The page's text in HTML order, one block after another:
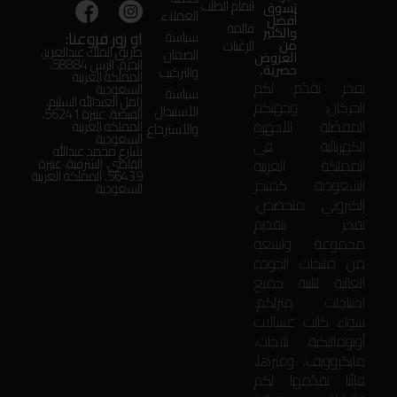
تسوق
أفضل
والكثير
من
العروض
حصرية.
بفخر نقدّم لكم
الحركان: وجهتكم
المفضّلة للأجهزة
الكهربائية في
المملكة العربية
السعودية. كمتجر
إلكتروني متخصص،
نفخر بتقديم
مجموعة واسعة
من منتجات الجودة
العالية لتلبية جميع
احتياجات منزلكم.
سواء كانت غسالات
أوتوماتيكية، ثلاجات،
مايكروويف، وغيرها،
فإنّنا نقدّمها لكم
اتمام الطلب
قائمة
الرغبات
العملاء
سياسة
الضمان
والتركيب
سياسة
الأستبدال
والأسترجاع
او زور فروعنا:
طريق الملك عبدالعزيز،
الحزم، الرس 58884،
المملكة العربية
السعودية
زامل العبدالله السليم،
الفيضة، عنيزة 56241،
المملكة العربية
السعودية
شارع محمد عبدالله
القاضي، الشرقية، عنيزة
56439، المملكة العربية
السعودية